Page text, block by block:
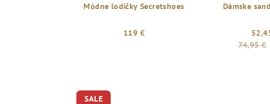
Módne lodičky Secretshoes
119 €
Dámske
74,95 €
SALE